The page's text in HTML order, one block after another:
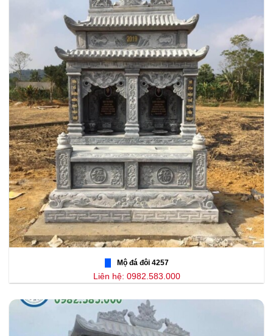
Mộ đá đôi 4257
Liên hệ: 0982.583.000